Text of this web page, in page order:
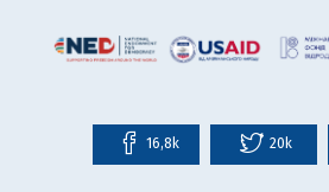
16,8k 20k